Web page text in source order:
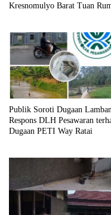
Kresnomulyo Barat Tuan
Publik Soroti Dugaan
Respons DLH Pesawaran
Dugaan PETI Way Ratai